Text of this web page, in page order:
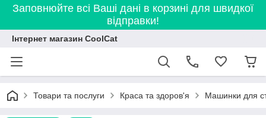
Заповнюйте всі Ваші дані в корзині для швидкої
відправки!
Інтернет магазин CoolCat
Товари та послуги Краса та здоров'я Машинки для